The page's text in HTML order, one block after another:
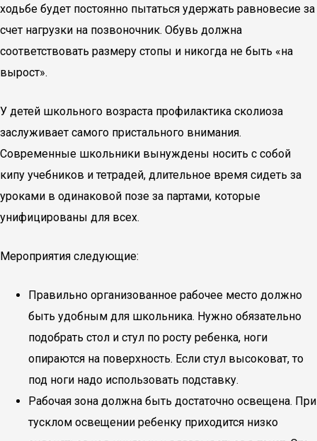
ходьбе будет постоянно пытаться удержать равновесие за
счет нагрузки на позвоночник. Обувь должна
соответствовать размеру стопы и никогда не быть «на
вырост».
У детей школьного возраста профилактика сколиоза
заслуживает самого пристального внимания.
Современные школьники вынуждены носить с собой
кипу учебников и тетрадей, длительное время сидеть за
уроками в одинаковой позе за партами, которые
унифицированы для всех.
Мероприятия следующие:
Правильно организованное рабочее место должно
быть удобным для школьника. Нужно обязательно
подобрать стол и стул по росту ребенка, ноги
опираются на поверхность. Если стул высоковат, то
под ноги надо использовать подставку.
Рабочая зона должна быть достаточно освещена. При
тусклом освещении ребенку приходится низко